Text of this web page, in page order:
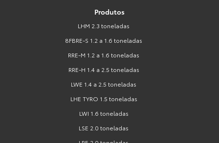
Produtos
LHM 2.3 toneladas
8FBRE-S 1.2 a 1.6 toneladas
RRE-M 1.2 a 1.6 toneladas
RRE-H 1.4 a 2.5 toneladas
LWE 1.4 a 2.5 toneladas
LHE TYRO 1.5 toneladas
LWI 1.6 toneladas
LSE 2.0 toneladas